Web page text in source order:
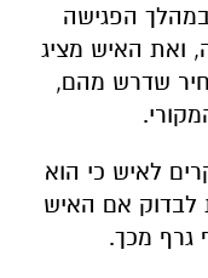
הפגישה
ואת האיש מציג
שדרש מהם,
לאיש כי הוא
לבדוק אם האיש
גרף מכך.